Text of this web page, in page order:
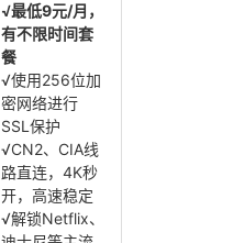
√最低9元/月，
有不限时间套
餐
√使用256位加
密网络进行
SSL保护
√CN2、CIA线
路直连，4K秒
开，高速稳定
√解锁Netflix、